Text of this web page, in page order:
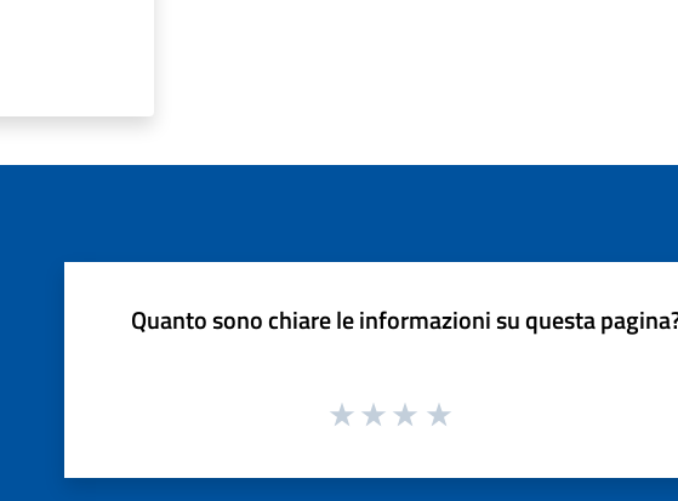
Quanto sono chiare le informazioni su questa